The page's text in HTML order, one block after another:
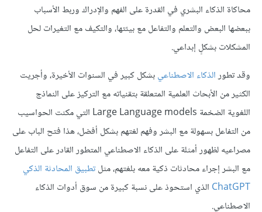
محاكاة الذكاء البشري في القدرة على الفهم والإدراك وربط الأسباب
ببعضها البعض والتعلم والتفاعل مع بيئتها، والتكيف مع التغيرات لحل
المشكلات بشكلٍ إبداعي.
وقد تطورالذكاء الاصطناعيبشكل كبير في السنوات الأخيرة، وأجريت
الكثير من الأبحاث العلمية المتعلقة بتقنياته مع التركيز على النماذج
اللغوية الضخمة Large Language models التي مكنت الحواسيب
من التفاعل بسهولة مع البشر وفهم لغتهم بشكل أفضل، هذا فتح الباب على
مصراعيه لظهور أمثلة على الذكاء الاصطناعي المتطور القادر على التفاعل
مع البشر إجراء محادثات ذكية معه بلغتهم، مثلتطبيق المحادثة الذكي
ChatGPT الذي استحوذ على نسبة كبيرة من سوق أدوات الذكاء
الاصطناعي.